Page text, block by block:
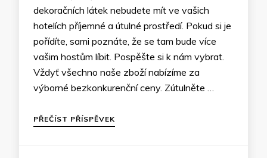
dekoračních látek nebudete mít ve vašich
hotelích příjemné a útulné prostředí. Pokud si je
pořídíte, sami poznáte, že se tam bude více
vašim hostům líbit. Pospěšte si k nám vybrat.
Vždyť všechno naše zboží nabízíme za
výborné bezkonkurenční ceny. Zútulněte …
PŘEČÍST PŘÍSPĚVEK